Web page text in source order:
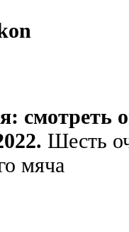
смотреть
Шесть
мяча